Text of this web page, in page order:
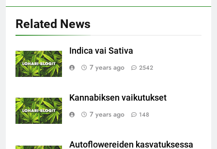
Related News
Indica vai Sativa
7 years ago
2542
Kannabiksen vaikutukset
7 years ago
148
Autoflowereiden kasvatuksessa